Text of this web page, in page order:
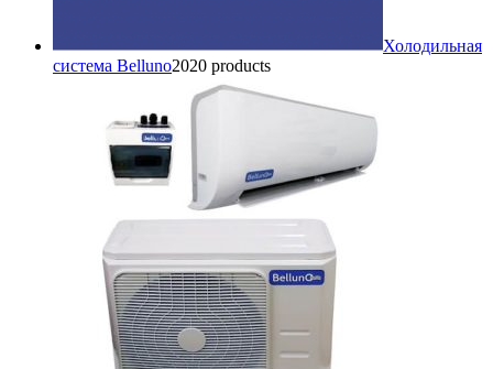
Холодильная
система Belluno2020 products